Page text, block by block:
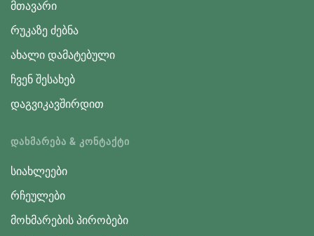
მთავარი
რუკაზე ძებნა
ახალი დამატებული
ჩვენ შესახებ
დაგვიკავშირდით
ᲓᲐᲮᲛᲐᲠᲔᲑᲐ & ᲙᲝᲜᲢᲐᲥᲢᲘ
სიახლეები
რჩეულები
მოხმარების პირობები